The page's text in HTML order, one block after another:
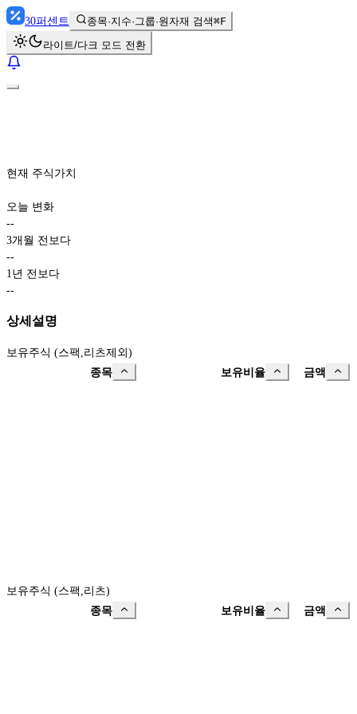
30퍼센트 종목·지수·그룹·원자재 검색⌘F
라이트/다크 모드 전환
현재 주식가치
오늘 변화
--
3개월 전보다
--
1년 전보다
--
상세설명
보유주식 (스팩,리츠제외)
종목
보유비율 금액
보유주식 (스팩,리츠)
종목
보유비율 금액